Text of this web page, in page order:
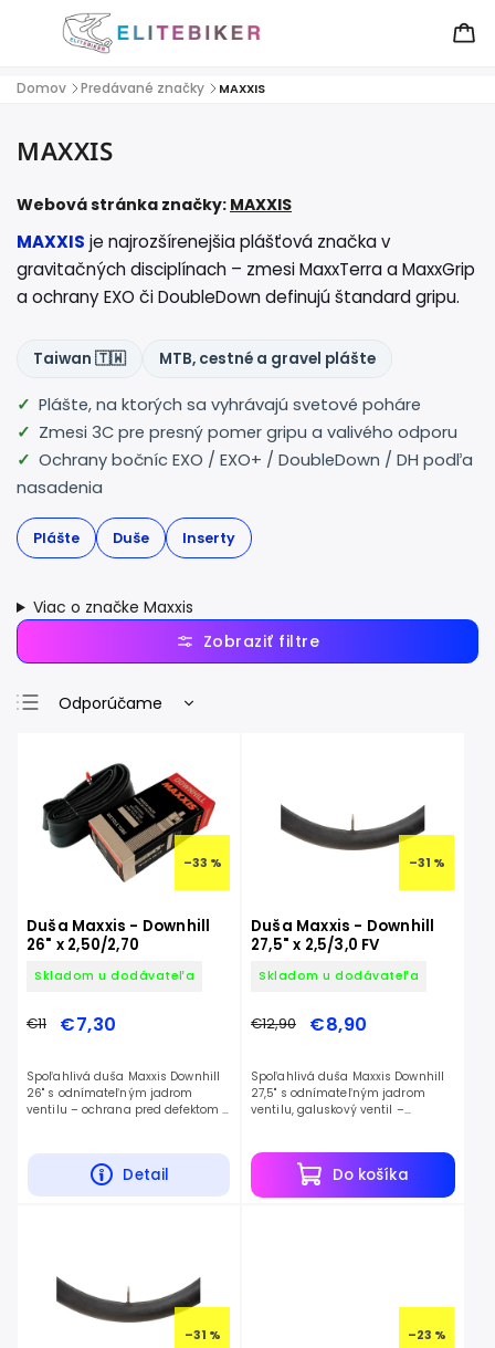
Domov / Predávané značky / MAXXIS
MAXXIS
Webová stránka značky: MAXXIS
MAXXIS je najrozšírenejšia plášťová značka v
gravitačných disciplínach – zmesi MaxxTerra a MaxxGrip
a ochrany EXO či DoubleDown definujú štandard gripu.
Taiwan 🇹🇼 MTB, cestné a gravel plášte
Plášte, na ktorých sa vyhrávajú svetové poháre
Zmesi 3C pre presný pomer gripu a valivého odporu
Ochrany bočníc EXO / EXO+ / DoubleDown / DH podľa
nasadenia
Plášte Duše Inserty
Viac o značke Maxxis
Odporúčame
Najdrahšie
Najpredávanejšie
Abecedne
–33 %
Duša Maxxis - Downhill
26" x 2,50/2,70
Skladom u dodávateľa
€11 €7,30
Detail
Spoľahlivá duša Maxxis Downhill
26" s odnímateľným jadrom
ventilu – ochrana pred defektom a
–31 %
Duša Maxxis - Downhill
27,5" x 2,5/3,0 FV
Skladom u dodávateľa
€12,90 €8,90
Do košíka
Spoľahlivá duša Maxxis Downhill
27,5" s odnímateľným jadrom
ventilu, galuskový ventil –
–31 % –23 %